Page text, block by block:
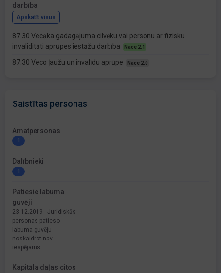
darbība
Apskatīt visus
87.30 Vecāka gadagājuma cilvēku vai personu ar fizisku
invaliditāti aprūpes iestāžu darbība
Nace 2.1
87.30 Veco ļaužu un invalīdu aprūpe Nace 2.0
Saistītas personas
Amatpersonas
1
Dalībnieki
1
Patiesie labuma
guvēji
23.12.2019 - Juridiskās
personas patieso
labuma guvēju
noskaidrot nav
iespējams
Kapitāla daļas citos